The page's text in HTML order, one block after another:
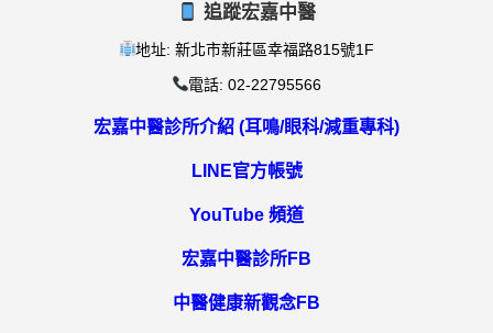
追蹤宏嘉中醫
地址: 新北市新莊區幸福路815號1F
電話: 02-22795566
宏嘉中醫診所介紹 (耳鳴/眼科/減重專科)
LINE官方帳號
YouTube 頻道
宏嘉中醫診所FB
中醫健康新觀念FB